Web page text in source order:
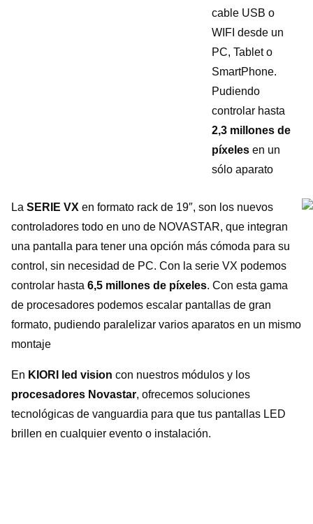
cable USB o
WIFI desde un
PC, Tablet o
SmartPhone.
Pudiendo
controlar hasta
2,3 millones de
píxelesen un
sólo aparato
La SERIE VX en formato rack de 19″, son los nuevos
controladores todo en uno de NOVASTAR, que integran
una pantalla para tener una opción más cómoda para su
control, sin necesidad de PC. Con la serie VX podemos
controlar hasta 6,5 millones de píxeles. Con esta gama
de procesadores podemos escalar pantallas de gran
formato, pudiendo paralelizar varios aparatos en un mismo
montaje
En KIORI led vision con nuestros módulos y los
procesadores Novastar, ofrecemos soluciones
tecnológicas de vanguardia para que tus pantallas LED
brillen en cualquier evento o instalación.